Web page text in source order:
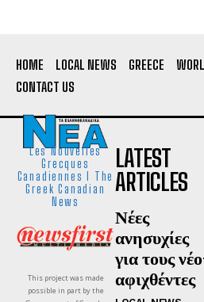
HOME LOCAL NEWS GREECE
CONTACT US
Les Nouvelles
Grecques
Canadiennes I The
Greek Canadian
News
This project was made
possible in part by the
LATEST
ARTICLES
Νέες
ανησυχίες
για τους
αφιχθέντες